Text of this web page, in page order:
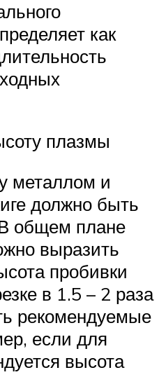
как
плазмы
металлом и
должно быть
общем плане
выразить
пробивки
в 1.5 – 2 раза
рекомендуемые
если для
высота